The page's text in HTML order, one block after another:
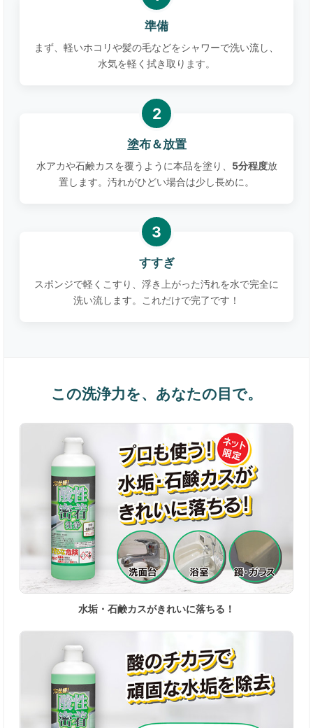
準備
まず、軽いホコリや髪の毛などをシャワーで洗い流し、
水気を軽く拭き取ります。
塗布＆放置
水アカや石鹸カスを覆うように本品を塗り、 5分程度放
置します。汚れがひどい場合は少し長めに。
すすぎ
スポンジで軽くこすり、浮き上がった汚れを水で完全に
洗い流します。これだけで完了です！
この洗浄力を、あなたの目で。
水垢・石鹸カスがきれいに落ちる！